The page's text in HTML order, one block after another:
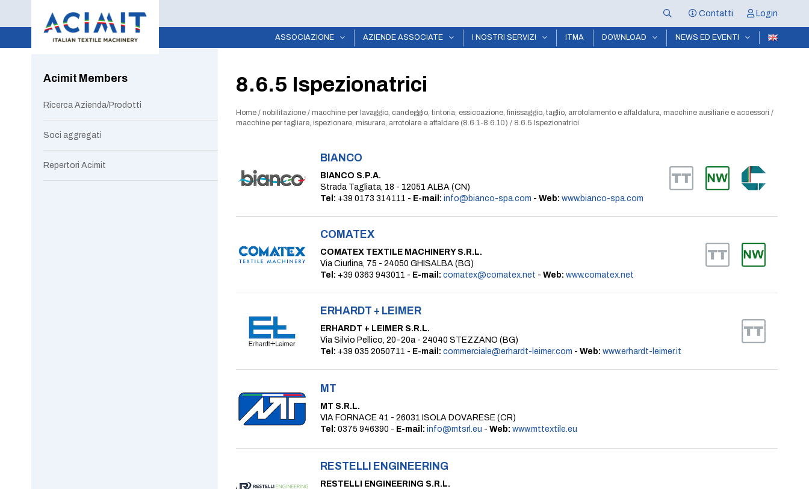
Contatti Login
ASSOCIAZIONE AZIENDE ASSOCIATE I NOSTRI SERVIZI ITMA DOWNLOAD NEWS ED EVENTI
8.6.5 Ispezionatrici
Home / nobilitazione / macchine per lavaggio, candeggio, tintoria, essiccazione, finissaggio, taglio, arrotolamento e affaldatura, macchine ausiliarie e accessori /
macchine per tagliare, ispezionare, misurare, arrotolare e affaldare (8.6.1-8.6.10) / 8.6.5 Ispezionatrici
BIANCO
BIANCO S.P.A.
Strada Tagliata, 18 - 12051 ALBA (CN)
Tel: +39 0173 314111 - E-mail: info@bianco-spa.com - Web: www.bianco-spa.com
COMATEX
COMATEX TEXTILE MACHINERY S.R.L.
Via Ciurlina, 75 - 24050 GHISALBA (BG)
Tel: +39 0363 943011 - E-mail: comatex@comatex.net - Web: www.comatex.net
ERHARDT + LEIMER
ERHARDT + LEIMER S.R.L.
Via Silvio Pellico, 20-20a - 24040 STEZZANO (BG)
Tel: +39 035 2050711 - E-mail: commerciale@erhardt-leimer.com - Web: www.erhardt-leimer.it
MT
MT S.R.L.
VIA FORNACE 41 - 26031 ISOLA DOVARESE (CR)
Tel: 0375 946390 - E-mail: info@mtsrl.eu - Web: www.mttextile.eu
RESTELLI ENGINEERING
RESTELLI ENGINEERING S.R.L.
Acimit Members
Ricerca Azienda/Prodotti
Soci aggregati
Repertori Acimit